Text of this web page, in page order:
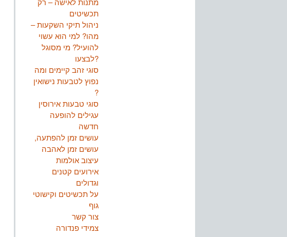
תכשיטים
ניהול תיקי השקעות –
מהו? למי הוא עשוי
להועיל? מי מסוגל
לבצעו?
סוגי זהב קיימים ומה
נפוץ לטבעות נישואין
?
סוגי טבעות אירוסין
עגילים להופעה
חדשה
עושים זמן להפתעה,
עושים זמן לאהבה
עיצוב אולמות
אירועים קטנים
וגדולים
על תכשיטים וקישוטי
גוף
צור קשר
צמידי פנדורה